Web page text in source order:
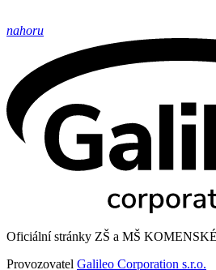
nahoru
Oficiální stránky ZŠ a MŠ
Provozovatel Galileo Corporation s.r.o.